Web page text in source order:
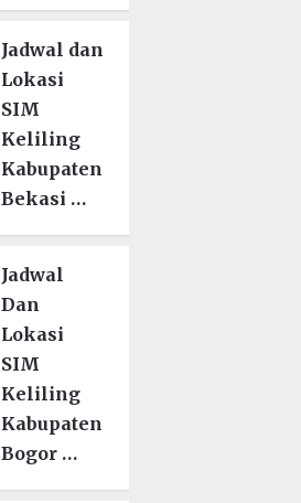
Jadwal dan
Lokasi
SIM
Keliling
Kabupaten
Bekasi …
Jadwal
Dan
Lokasi
SIM
Keliling
Kabupaten
Bogor …